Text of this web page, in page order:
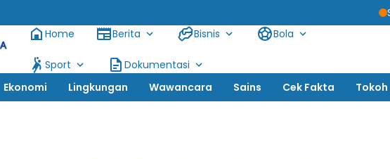
Siswanto, SH:
Home
Berita Bisnis Bola
Sport
Dokumentasi
Ekonomi Lingkungan Wawancara Sains Cek Fakta Tokoh